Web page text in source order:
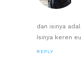
dan isinya
Isinya keren
REPLY